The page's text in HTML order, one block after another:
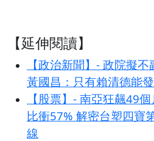
【延伸閱讀】
【政治新聞】- 政院擬
黃國昌：只有賴清德能
【股票】- 南亞狂飆49
比衝57% 解密台塑四寶
線